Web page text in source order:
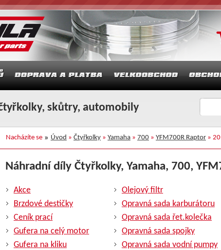
skůtry, automobily
Nacházíte se Úvod » Čtyřkolky » Yamaha » 700 » YFM700R Raptor »
Náhradní díly Čtyřkolky, Yamaha, 700,
Akce Olejový filtr
Brzdové destičky
Opravná sada karburátoru
Ceník prací
Opravná sada řet.kolečka
Gufera na celý motor
Opravná sada spojky
Gufera na kliku
Opravná sada vodní pumpy